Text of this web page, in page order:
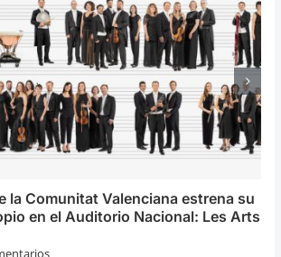
la Comunitat Valenciana estrena su
en el Auditorio Nacional: Les Arts